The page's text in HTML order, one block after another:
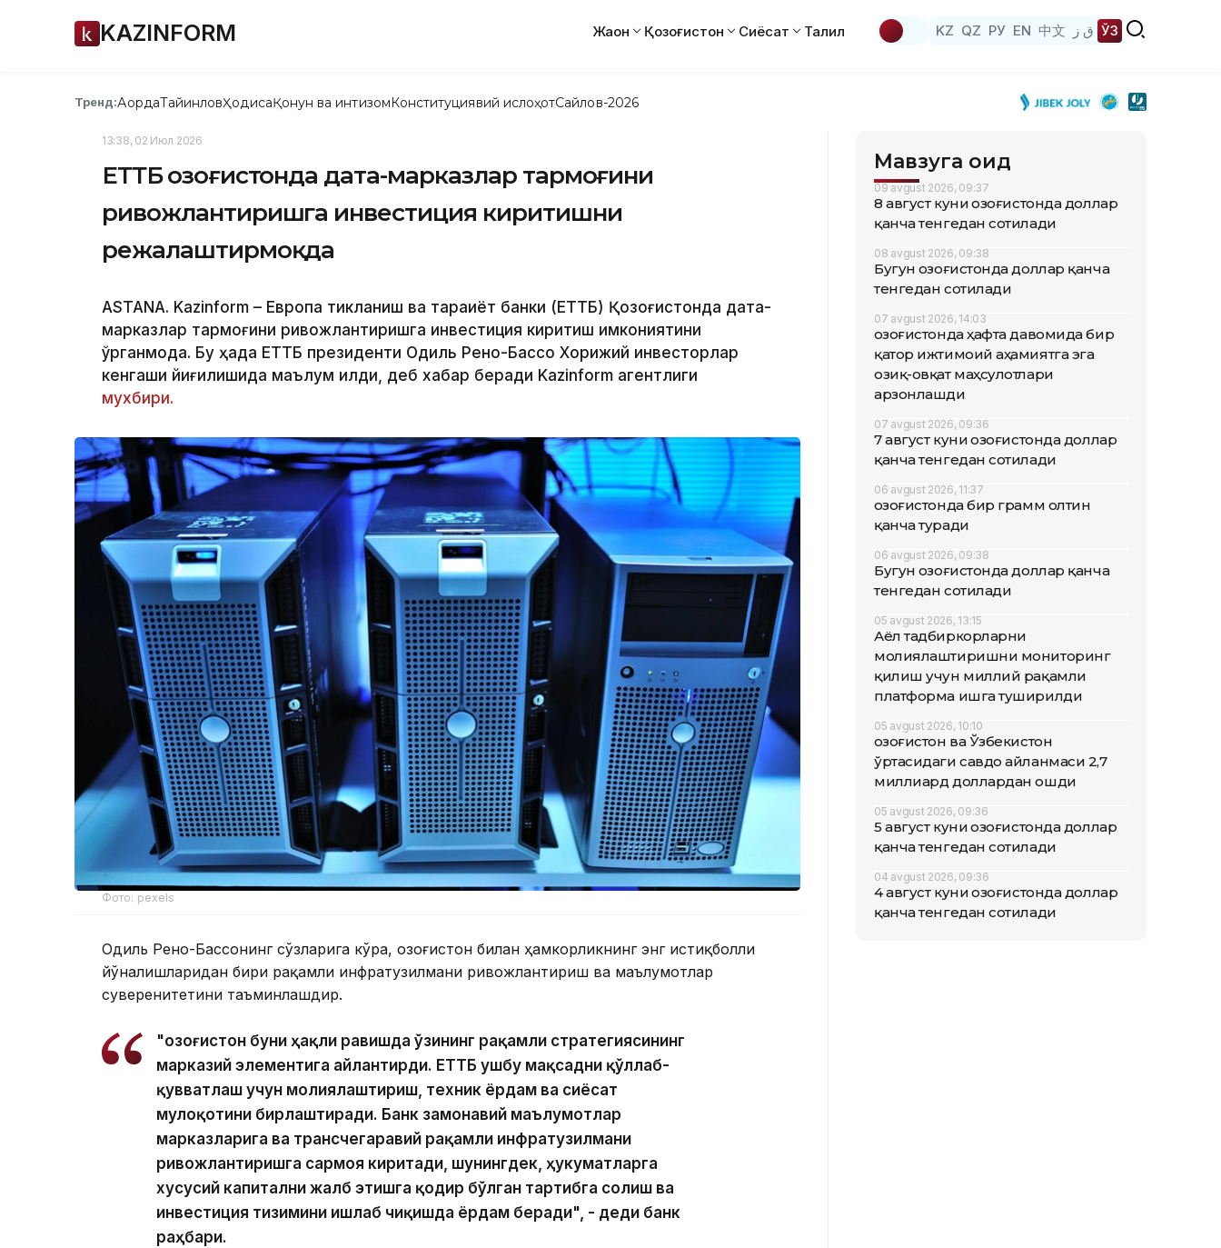
KAZINFORM Жаҳон Қозоғистон Сиёсат Таҳлил KZ QZ РУ EN 中文 ق ز ЎЗ
Тренд:АқордаТайинловҲодисаҚонун ва интизомКонституциявий ислоҳотСайлов-2026
13:38, 02 Июл 2026
ЕТТБ Қозоғистонда дата-марказлар тармоғини
ривожлантиришга инвестиция киритишни
режалаштирмоқда
ASTANA. Kazinform – Европа тикланиш ва тараққиёт банки (ЕТТБ) Қозоғистонда дата-
марказлар тармоғини ривожлантиришга инвестиция киритиш имкониятини
ўрганмоқда. Бу ҳақда ЕТТБ президенти Одиль Рено-Бассо Хорижий инвесторлар
кенгаши йиғилишида маълум қилди, деб хабар беради Kazinform агентлиги
мухбири.
Фото: pexels
Одиль Рено-Бассонинг сўзларига кўра, Қозоғистон билан ҳамкорликнинг энг истиқболли
йўналишларидан бири рақамли инфратузилмани ривожлантириш ва маълумотлар
суверенитетини таъминлашдир.
"Қозоғистон буни ҳақли равишда ўзининг рақамли стратегиясининг
марказий элементига айлантирди. ЕТТБ ушбу мақсадни қўллаб-
қувватлаш учун молиялаштириш, техник ёрдам ва сиёсат
мулоқотини бирлаштиради. Банк замонавий маълумотлар
марказларига ва трансчегаравий рақамли инфратузилмани
ривожлантиришга сармоя киритади, шунингдек, ҳукуматларга
хусусий капитални жалб этишга қодир бўлган тартибга солиш ва
инвестиция тизимини ишлаб чиқишда ёрдам беради", - деди банк
раҳбари.
Мавзуга оид
09 avgust 2026, 09:37
8 август куни Қозоғистонда доллар
қанча тенгедан сотилади
08 avgust 2026, 09:38
Бугун Қозоғистонда доллар қанча
тенгедан сотилади
07 avgust 2026, 14:03
Қозоғистонда ҳафта давомида бир
қатор ижтимоий аҳамиятга эга
озиқ-овқат маҳсулотлари
арзонлашди
07 avgust 2026, 09:36
7 август куни Қозоғистонда доллар
қанча тенгедан сотилади
06 avgust 2026, 11:37
Қозоғистонда бир грамм олтин
қанча туради
06 avgust 2026, 09:38
Бугун Қозоғистонда доллар қанча
тенгедан сотилади
05 avgust 2026, 13:15
Аёл тадбиркорларни
молиялаштиришни мониторинг
қилиш учун миллий рақамли
платформа ишга туширилди
05 avgust 2026, 10:10
Қозоғистон ва Ўзбекистон
ўртасидаги савдо айланмаси 2,7
миллиард доллардан ошди
05 avgust 2026, 09:36
5 август куни Қозоғистонда доллар
қанча тенгедан сотилади
04 avgust 2026, 09:36
4 август куни Қозоғистонда доллар
қанча тенгедан сотилади